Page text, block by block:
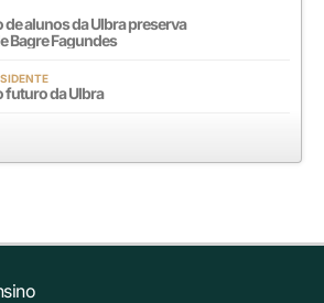
alunos da Ulbra preserva
Bagre Fagundes
futuro da Ulbra